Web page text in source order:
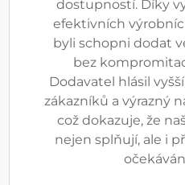
dostupností. Díky
efektivních
byli schopni dodat
bez
Dodavatel hlásil
zákazníků a výrazný
což dokazuje, že
nejen splňují, ale i